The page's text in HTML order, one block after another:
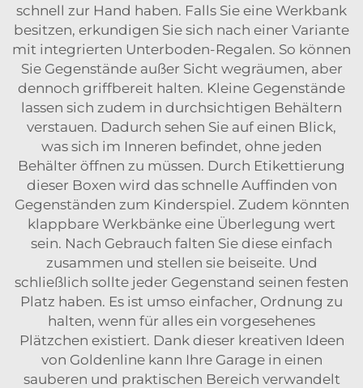
schnell zur Hand haben. Falls Sie eine Werkbank
besitzen, erkundigen Sie sich nach einer Variante
mit integrierten Unterboden-Regalen. So können
Sie Gegenstände außer Sicht wegräumen, aber
dennoch griffbereit halten. Kleine Gegenstände
lassen sich zudem in durchsichtigen Behältern
verstauen. Dadurch sehen Sie auf einen Blick,
was sich im Inneren befindet, ohne jeden
Behälter öffnen zu müssen. Durch Etikettierung
dieser Boxen wird das schnelle Auffinden von
Gegenständen zum Kinderspiel. Zudem könnten
klappbare Werkbänke eine Überlegung wert
sein. Nach Gebrauch falten Sie diese einfach
zusammen und stellen sie beiseite. Und
schließlich sollte jeder Gegenstand seinen festen
Platz haben. Es ist umso einfacher, Ordnung zu
halten, wenn für alles ein vorgesehenes
Plätzchen existiert. Dank dieser kreativen Ideen
von Goldenline kann Ihre Garage in einen
sauberen und praktischen Bereich verwandelt